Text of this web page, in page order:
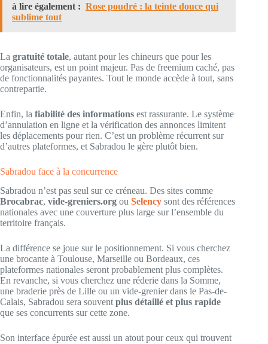
à lire également : Rose poudré : la teinte douce qui
sublime tout
La gratuité totale, autant pour les chineurs que pour les
organisateurs, est un point majeur. Pas de freemium caché, pas
de fonctionnalités payantes. Tout le monde accède à tout, sans
contrepartie.
Enfin, la fiabilité des informations est rassurante. Le système
d’annulation en ligne et la vérification des annonces limitent
les déplacements pour rien. C’est un problème récurrent sur
d’autres plateformes, et Sabradou le gère plutôt bien.
Sabradou face à la concurrence
Sabradou n’est pas seul sur ce créneau. Des sites comme
Brocabrac, vide-greniers.org ou Selency sont des références
nationales avec une couverture plus large sur l’ensemble du
territoire français.
La différence se joue sur le positionnement. Si vous cherchez
une brocante à Toulouse, Marseille ou Bordeaux, ces
plateformes nationales seront probablement plus complètes.
En revanche, si vous cherchez une réderie dans la Somme,
une braderie près de Lille ou un vide-grenier dans le Pas-de-
Calais, Sabradou sera souvent plus détaillé et plus rapide
que ses concurrents sur cette zone.
Son interface épurée est aussi un atout pour ceux qui trouvent